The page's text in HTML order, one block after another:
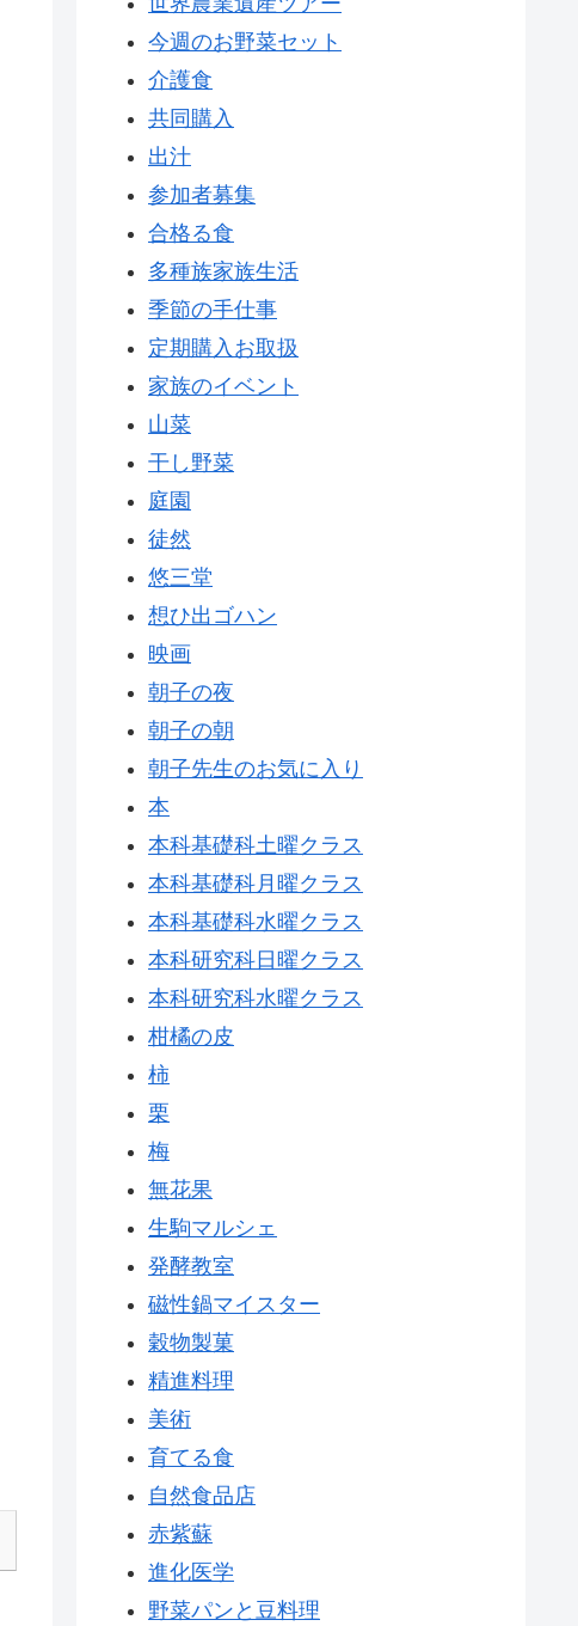
今週のお野菜セット
介護食
共同購入
出汁
参加者募集
合格る食
多種族家族生活
季節の手仕事
定期購入お取扱
家族のイベント
山菜
干し野菜
庭園
徒然
悠三堂
想ひ出ゴハン
映画
朝子の夜
朝子の朝
朝子先生のお気に入り
本
本科基礎科土曜クラス
本科基礎科月曜クラス
本科基礎科水曜クラス
本科研究科日曜クラス
本科研究科水曜クラス
柑橘の皮
柿
栗
梅
無花果
生駒マルシェ
発酵教室
磁性鍋マイスター
穀物製菓
精進料理
美術
育てる食
自然食品店
赤紫蘇
進化医学
野菜パンと豆料理